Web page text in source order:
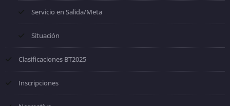
Servicio en Salida/Meta
Situación
Clasificaciones BT2025
Inscripciones